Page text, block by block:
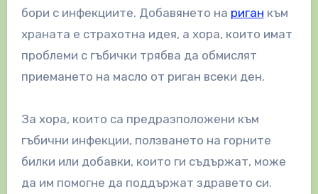
бори с инфекциите. Добавянето на риган към
храната е страхотна идея, а хора, които имат
проблеми с гъбички трябва да обмислят
приемането на масло от риган всеки ден.
За хора, които са предразположени към
гъбични инфекции, ползването на горните
билки или добавки, които ги съдържат, може
да им помогне да поддържат здравето си.